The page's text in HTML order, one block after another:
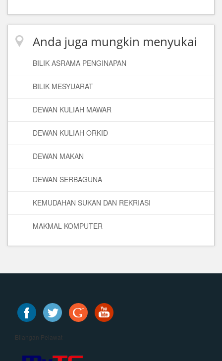
Anda juga mungkin menyukai
BILIK ASRAMA PENGINAPAN
BILIK MESYUARAT
DEWAN KULIAH MAWAR
DEWAN KULIAH ORKID
DEWAN MAKAN
DEWAN SERBAGUNA
KEMUDAHAN SUKAN DAN REKRIASI
MAKMAL KOMPUTER
Bilangan Pelawat